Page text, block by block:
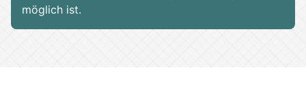
möglich ist.